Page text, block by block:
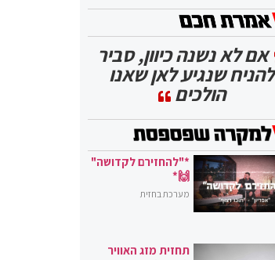
אם לא נשנה כיוון, סביר
להניח שנגיע לאן שאנו
הולכים
*"להחזירם לקדושה"
🙌*
מערכת בחזית
תחזית מזג האוויר